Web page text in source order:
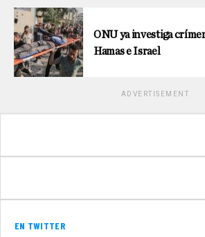
ONU ya investiga
Hamas e Israel
ADVERTISEMENT
EN TWITTER